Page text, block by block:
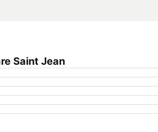
Saint Jean